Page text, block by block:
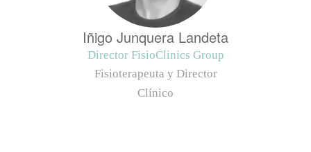
Iñigo Junquera Landeta
Director FisioClinics Group
Fisioterapeuta y Director
Clínico